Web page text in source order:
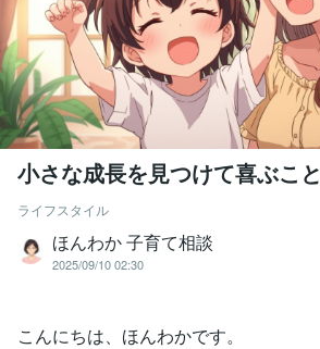
小さな成長を見つけて喜ぶこと
ライフスタイル
ほんわか 子育て相談
2025/09/10 02:30
こんにちは、ほんわかです。